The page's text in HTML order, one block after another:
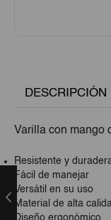
DESCRIPCIÓN
Varilla con mango
Resistente y
Fácil de manejar
Versátil en su uso
Material de alta
Diseño ergonómico